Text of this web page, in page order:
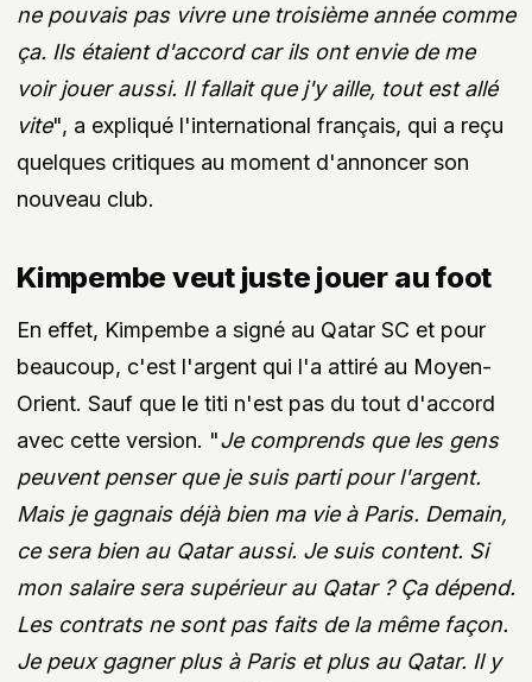
ne pouvais pas vivre une troisième année comme
ça. Ils étaient d'accord car ils ont envie de me
voir jouer aussi. Il fallait que j'y aille, tout est allé
vite", a expliqué l'international français, qui a reçu
quelques critiques au moment d'annoncer son
nouveau club.
Kimpembe veut juste jouer au foot
En effet, Kimpembe a signé au Qatar SC et pour
beaucoup, c'est l'argent qui l'a attiré au Moyen-
Orient. Sauf que le titi n'est pas du tout d'accord
avec cette version. "Je comprends que les gens
peuvent penser que je suis parti pour l'argent.
Mais je gagnais déjà bien ma vie à Paris. Demain,
ce sera bien au Qatar aussi. Je suis content. Si
mon salaire sera supérieur au Qatar ? Ça dépend.
Les contrats ne sont pas faits de la même façon.
Je peux gagner plus à Paris et plus au Qatar. Il y